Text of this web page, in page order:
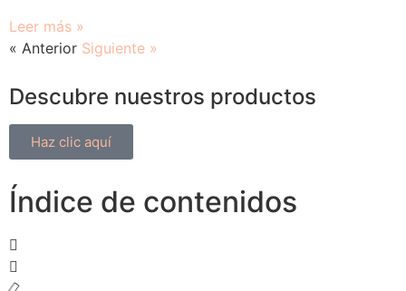
Leer más »
« Anterior Siguiente »
Descubre nuestros productos
Haz clic aquí
Índice de contenidos